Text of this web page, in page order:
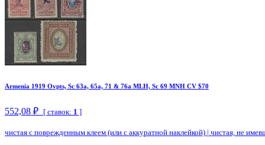
Armenia 1919 Ovpts, Sc 63a, 65a, 71 & 76a MLH, Sc 69 MNH CV $70
552,08 ₽ [ ставок: 1 ]
чистая с поврежденным клеем (или с аккуратной наклейкой) | чистая, не